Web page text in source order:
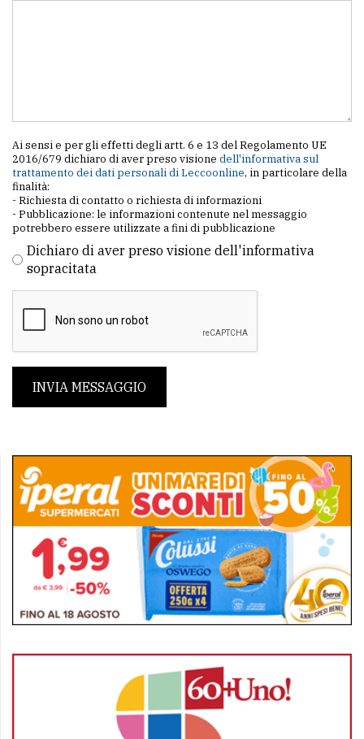
Ai sensi e per gli effetti degli artt. 6 e 13 del Regolamento UE
2016/679 dichiaro di aver preso visione dell'informativa sul
trattamento dei dati personali di Leccoonline, in particolare della
finalità:
- Richiesta di contatto o richiesta di informazioni
- Pubblicazione: le informazioni contenute nel messaggio
potrebbero essere utilizzate a fini di pubblicazione
Dichiaro di aver preso visione dell'informativa
sopracitata
INVIA MESSAGGIO